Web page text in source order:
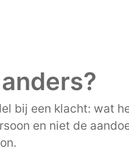
bij een klacht: wat
en niet de